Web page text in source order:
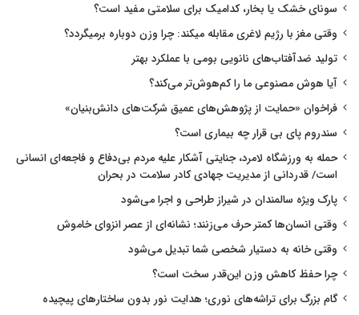
سونای خشک یا بخار، کدامیک برای سلامتی مفید است؟
وقتی مغز با رژیم لاغری مقابله میکند: چرا وزن دوباره برمیگردد؟
تولید ضدآفتاب‌های نانویی بومی با عملکرد بهتر
آیا هوش مصنوعی ما را کم‌هوش‌تر می‌کند؟
فراخوان «حمایت از پژوهش‌های عمیق شرکت‌های دانش‌بنیان»
سندروم پای بی قرار چه بیماری است؟
حمله به ورزشگاه لامرد، جنایتی آشکار علیه مردم بی‌دفاع و فاجعه‌ای انسانی
است/ قدردانی از مدیریت جهادی کادر سلامت در بحران
پارک ویژه سالمندان در شیراز طراحی و اجرا می‌شود
وقتی انسان‌ها کمتر حرف می‌زنند؛ نشانه‌ای از عصر انزوای خاموش
وقتی خانه به دستیار شخصی شما تبدیل می‌شود
چرا حفظ کاهش وزن این‌قدر سخت است؟
گام بزرگ برای تراشه‌های نوری؛ هدایت نور بدون ساختارهای پیچیده